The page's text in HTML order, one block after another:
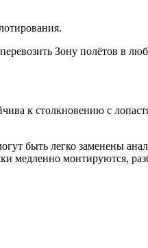
Зону полётов в
к столкновению с
быть легко заменены
медленно монтируются,